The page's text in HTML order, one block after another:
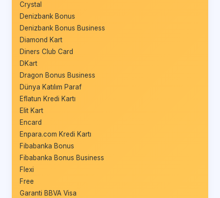
Crystal
Denizbank Bonus
Denizbank Bonus Business
Diamond Kart
Diners Club Card
DKart
Dragon Bonus Business
Dünya Katılım Paraf
Eflatun Kredi Kartı
Elit Kart
Encard
Enpara.com Kredi Kartı
Fibabanka Bonus
Fibabanka Bonus Business
Flexi
Free
Garanti BBVA Visa